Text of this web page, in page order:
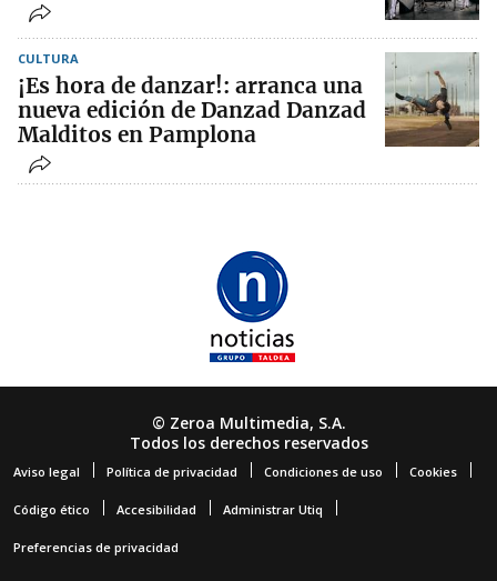
CULTURA
¡Es hora de danzar!: arranca una
nueva edición de Danzad Danzad
Malditos en Pamplona
© Zeroa Multimedia, S.A.
Todos los derechos reservados
Aviso legal Política de privacidad Condiciones de uso Cookies
Código ético Accesibilidad Administrar Utiq
Preferencias de privacidad